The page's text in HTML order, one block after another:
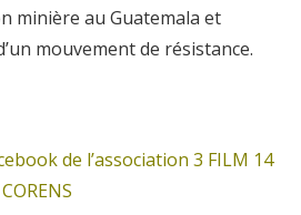
minière au Guatemala et
mouvement de résistance.
de l’association 3 FILM 14